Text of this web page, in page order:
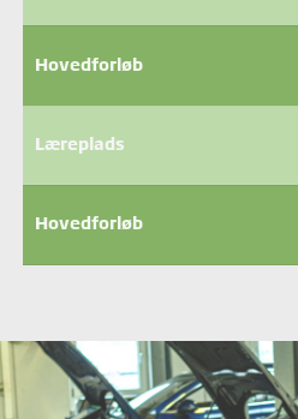
Hovedforløb
Læreplads
Hovedforløb